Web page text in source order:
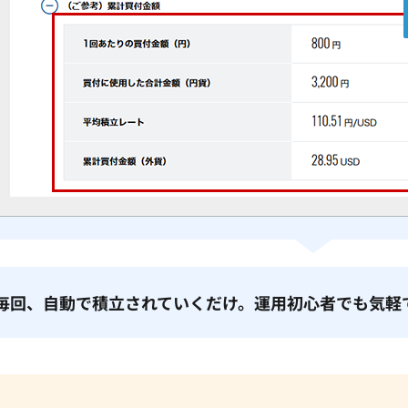
回、自動で積立されていくだけ。運用初心者でも気軽